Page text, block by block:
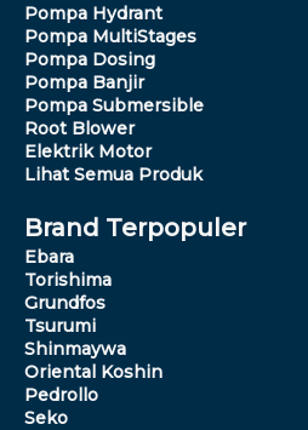
Pompa Hydrant
Pompa MultiStages
Pompa Dosing
Pompa Banjir
Pompa Submersible
Root Blower
Elektrik Motor
Lihat Semua Produk
Brand Terpopuler
Ebara
Torishima
Grundfos
Tsurumi
Shinmaywa
Oriental Koshin
Pedrollo
Seko